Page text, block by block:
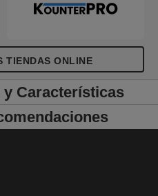
los errores del
grados, lo que la hace
en relieve
metálico. ¡Una brisa
TIENDAS ONLINE
Características